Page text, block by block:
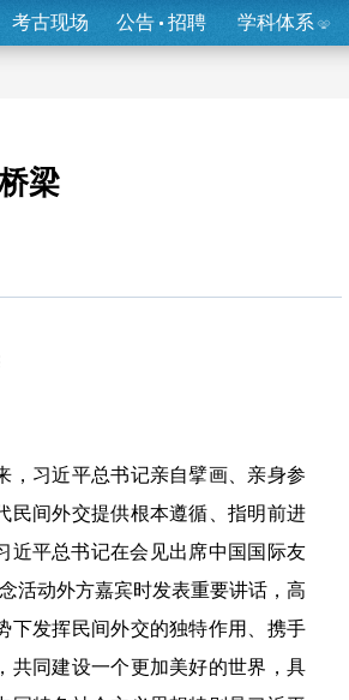
考古现场 公告 招聘 学科体系
梁
习近平总书记亲自擘画、亲身参
民间外交提供根本遵循、指明前进
近平总书记在会见出席中国国际友
活动外方嘉宾时发表重要讲话，高
下发挥民间外交的独特作用、携手
共同建设一个更加美好的世界，具